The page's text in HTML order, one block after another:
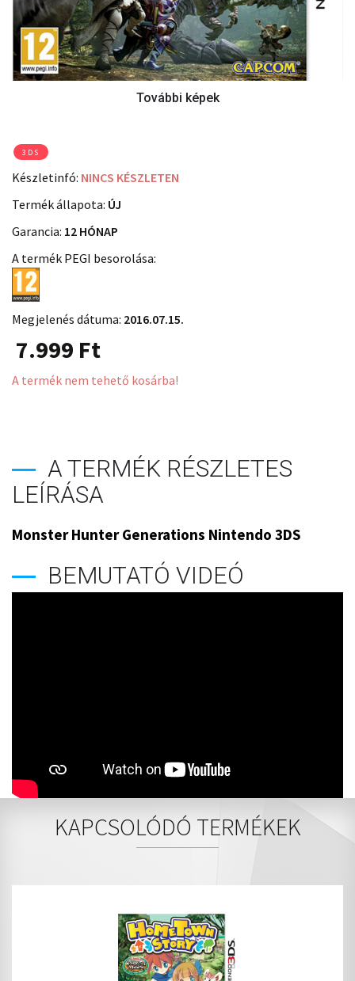
3DS
Készletinfó: NINCS KÉSZLETEN
Termék állapota: ÚJ
Garancia: 12 HÓNAP
A termék PEGI besorolása:
Megjelenés dátuma: 2016.07.15.
7.999 Ft
A termék nem tehető kosárba!
A TERMÉK RÉSZLETES
LEÍRÁSA
Monster Hunter Generations Nintendo 3DS
BEMUTATÓ VIDEÓ
KAPCSOLÓDÓ TERMÉKEK